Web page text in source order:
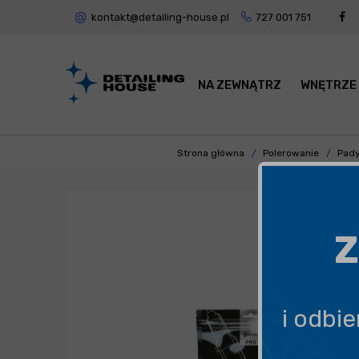
kontakt@detailing-house.pl 727 001 751
NA ZEWNĄTRZ WNĘTRZE
Strona główna Polerowanie
i